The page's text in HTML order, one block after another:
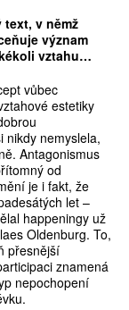
text, v němž
ňuje význam
vztahu…
vůbec
estetiky
nikdy nemyslela,
Antagonismus
od
je i fakt, že
let –
happeningy už
Oldenburg. To,
přesnější
znamená
nepochopení